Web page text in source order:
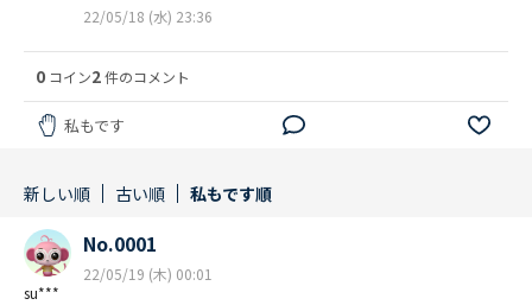
22/05/18 (水) 23:36
0 コイン2件のコメント
私もです
新しい順 古い順 私もです順
su***
No.0001
22/05/19 (木) 00:01